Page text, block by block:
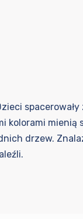
kolorami mienią
drzew.